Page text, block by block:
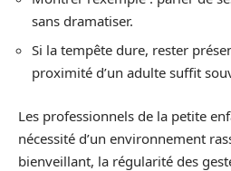
sans dramatiser.
Si la tempête dure, rester
proximité d’un adulte suffit
Les professionnels de la petite
nécessité d’un environnement
bienveillant, la régularité des